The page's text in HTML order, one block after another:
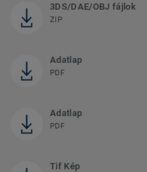
3DS/DAE/OBJ fájlok
ZIP
Adatlap
PDF
Adatlap
PDF
Tif Kép